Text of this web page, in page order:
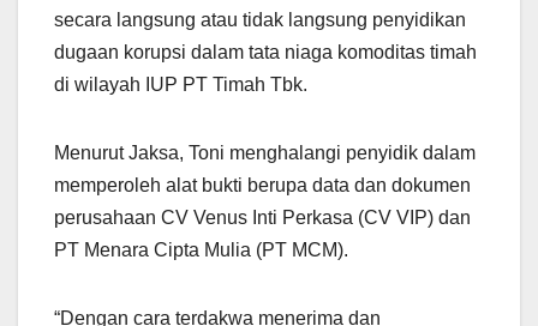
secara langsung atau tidak langsung penyidikan
dugaan korupsi dalam tata niaga komoditas timah
di wilayah IUP PT Timah Tbk.
Menurut Jaksa, Toni menghalangi penyidik dalam
memperoleh alat bukti berupa data dan dokumen
perusahaan CV Venus Inti Perkasa (CV VIP) dan
PT Menara Cipta Mulia (PT MCM).
“Dengan cara terdakwa menerima dan